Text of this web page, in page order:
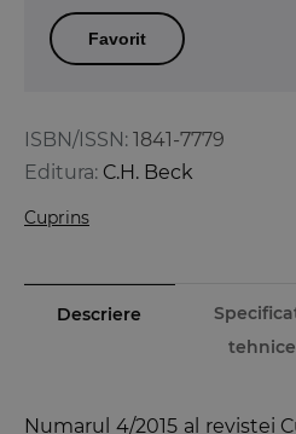
ISBN/ISSN: 1841-7779
Editura: C.H. Beck
Cuprins
Favorit
Descriere
tehnice
Numarul 4/2015 al revistei